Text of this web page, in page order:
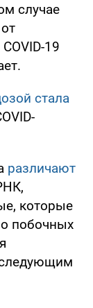
случае
19
стала
различают
которые
побочных
следующим